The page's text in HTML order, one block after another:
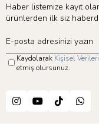
Haber listemize kayıt
ürünlerden ilk siz
Kaydolarak Kişisel
etmiş olursunuz.